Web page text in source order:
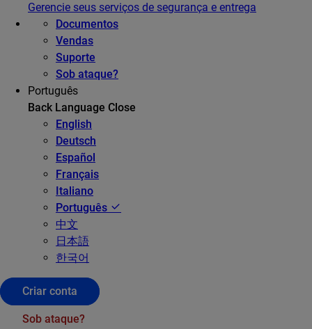
Gerencie seus serviços de segurança e entrega
Documentos
Vendas
Suporte
Sob ataque?
Português
Back Language Close
English
Deutsch
Español
Français
Italiano
Português
中文
日本語
한국어
Criar conta
Sob ataque?